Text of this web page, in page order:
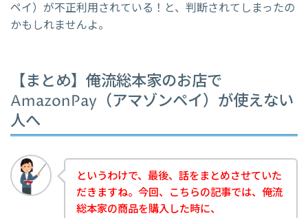
ペイ）が不正利用されている！と、判断されてしまったの
かもしれませんよ。
【まとめ】俺流総本家のお店で
AmazonPay（アマゾンペイ）が使えない
人へ
というわけで、最後、話をまとめさせていた
だきますね。今回、こちらの記事では、俺流
総本家の商品を購入した時に、